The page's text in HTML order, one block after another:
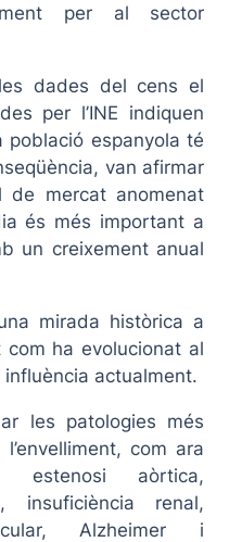
per al sector
dades del cens el
per l’INE indiquen
espanyola té
van afirmar
de mercat anomenat
és més important a
un creixement anual
mirada històrica a
com ha evolucionat al
actualment.
les patologies més
com ara
estenosi aòrtica,
insuficiència renal,
Alzheimer i